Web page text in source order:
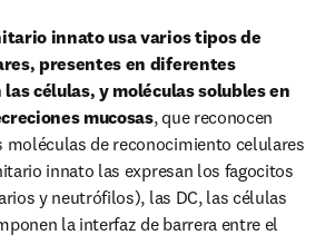
innato usa varios tipos de
presentes en diferentes
células, y moléculas solubles en
mucosas, que reconocen
moléculas de reconocimiento celulares
innato las expresan los fagocitos
y neutrófilos), las DC, las células
la interfaz de barrera entre el